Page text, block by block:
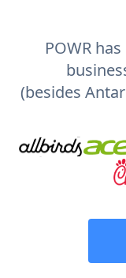
POWR
(besides